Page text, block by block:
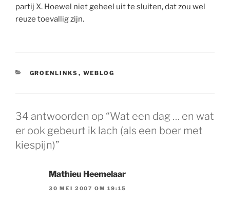
partij X. Hoewel niet geheel uit te sluiten, dat zou wel
reuze toevallig zijn.
CATEGORIEËN
GROENLINKS , WEBLOG
34 antwoorden op “Wat een dag … en wat
er ook gebeurt ik lach (als een boer met
kiespijn)”
Mathieu Heemelaar
30 MEI 2007 OM 19:15